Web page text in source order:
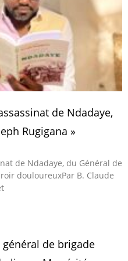
de Ndadaye,
Rugigana »
de Ndadaye, du Général de
douloureuxPar B. Claude
de brigade